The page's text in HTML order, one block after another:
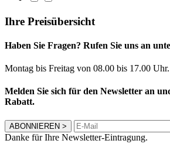
Ihre Preisübersicht
Haben Sie Fragen? Rufen Sie uns an
Montag bis Freitag von 08.00 bis 17.00 Uhr.
Melden Sie sich für den Newsletter an
Rabatt.
ABONNIEREN >
Danke für Ihre Newsletter-Eintragung.